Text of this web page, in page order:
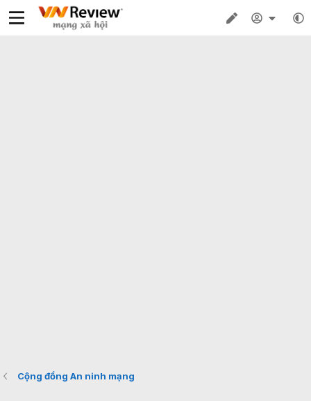
Cộng đồng An ninh mạng